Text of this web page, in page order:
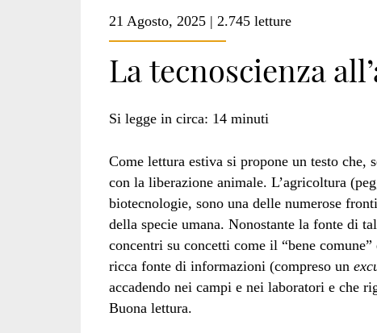
genetica</span>
21 Agosto, 2025 | 2.745 letture
La tecnoscienza
Si legge in circa: 14 minuti
Come lettura estiva si propone un testo che,
con la liberazione animale. L’agricoltura
biotecnologie, sono una delle numerose
della specie umana. Nonostante la fonte di
concentri su concetti come il “bene
ricca fonte di informazioni (compreso un
accadendo nei campi e nei laboratori e che
Buona lettura.